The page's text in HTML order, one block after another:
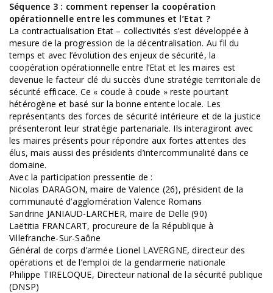
Séquence 3 : comment repenser la coopération
opérationnelle entre les communes et l’Etat ?
La contractualisation Etat – collectivités s’est développée à
mesure de la progression de la décentralisation. Au fil du
temps et avec l’évolution des enjeux de sécurité, la
coopération opérationnelle entre l’Etat et les maires est
devenue le facteur clé du succès d’une stratégie territoriale de
sécurité efficace. Ce « coude à coude » reste pourtant
hétérogène et basé sur la bonne entente locale. Les
représentants des forces de sécurité intérieure et de la justice
présenteront leur stratégie partenariale. Ils interagiront avec
les maires présents pour répondre aux fortes attentes des
élus, mais aussi des présidents d’intercommunalité dans ce
domaine.
Avec la participation pressentie de :
Nicolas DARAGON, maire de Valence (26), président de la
communauté d’agglomération Valence Romans
Sandrine JANIAUD-LARCHER, maire de Delle (90)
Laëtitia FRANCART, procureure de la République à
Villefranche-Sur-Saône
Général de corps d’armée Lionel LAVERGNE, directeur des
opérations et de l’emploi de la gendarmerie nationale
Philippe TIRELOQUE, Directeur national de la sécurité publique
(DNSP)